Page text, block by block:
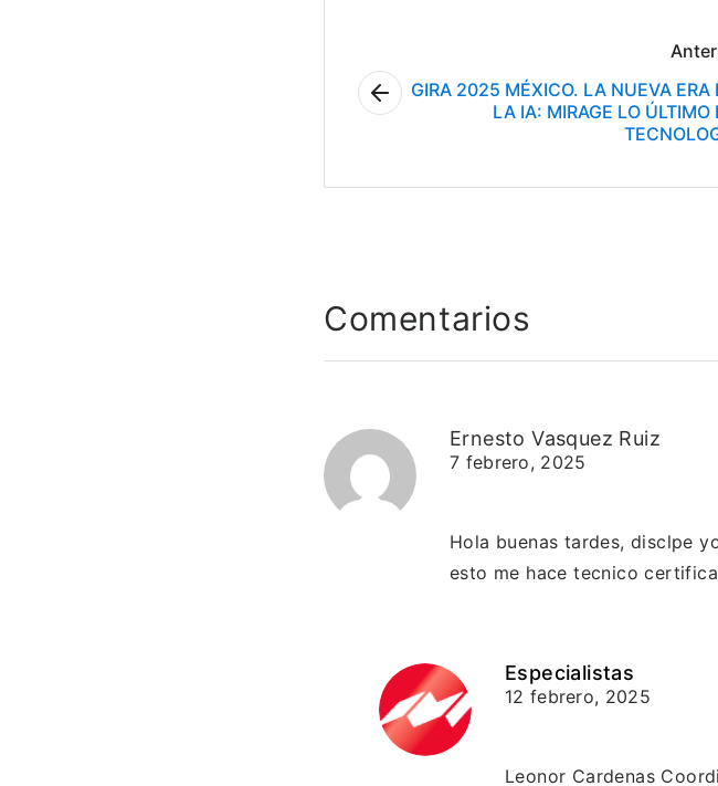
GIRA 2025 MÉXICO. LA NUEVA ERA
LA IA: MIRAGE LO ÚLTIMO
Comentarios
Ernesto Vasquez Ruiz
7 febrero, 2025
Hola buenas tardes, disclpe
esto me hace tecnico
Especialistas
12 febrero, 2025
Leonor Cardenas